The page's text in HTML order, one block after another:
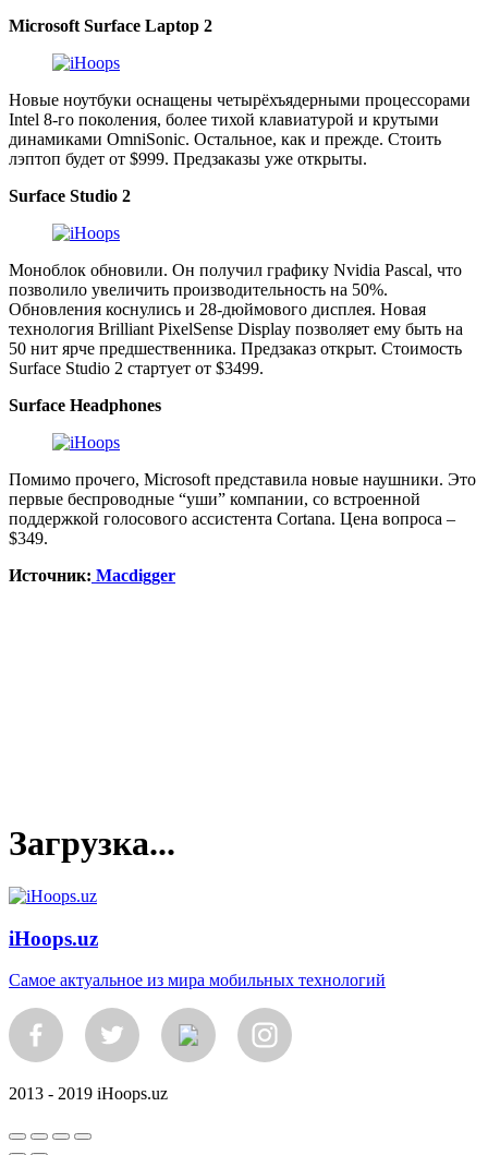
Microsoft Surface Laptop 2
Новые ноутбуки оснащены четырёхъядерными процессорами
Intel 8-го поколения, более тихой клавиатурой и крутыми
динамиками OmniSonic. Остальное, как и прежде. Стоить
лэптоп будет от $999. Предзаказы уже открыты.
Surface Studio 2
Моноблок обновили. Он получил графику Nvidia Pascal, что
позволило увеличить производительность на 50%.
Обновления коснулись и 28-дюймового дисплея. Новая
технология Brilliant PixelSense Display позволяет ему быть на
50 нит ярче предшественника. Предзаказ открыт. Стоимость
Surface Studio 2 стартует от $3499.
Surface Headphones
Помимо прочего, Microsoft представила новые наушники. Это
первые беспроводные “уши” компании, со встроенной
поддержкой голосового ассистента Cortana. Цена вопроса –
$349.
Источник: Macdigger
Загрузка...
iHoops.uz
Самое актуальное из мира мобильных технологий
2013 - 2019 iHoops.uz